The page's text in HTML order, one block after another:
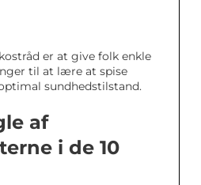
er at give folk enkle
til at lære at spise
sundhedstilstand.
af
i de 10